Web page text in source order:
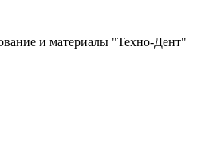
и материалы "Техно-Дент"